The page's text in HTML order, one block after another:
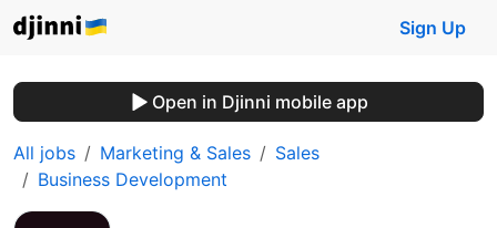
Sign Up
Open in Djinni mobile app
All jobs Marketing & Sales
Sales
Business Development